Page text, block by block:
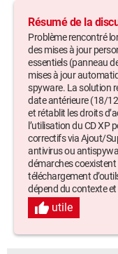
Résumé de la
Problème rencontré
des mises à jour
essentiels (panneau
mises à jour
spyware. La solution
date antérieure (18/
et rétablit les droits
l’utilisation du CD XP
correctifs via Ajout/
antivirus ou
démarches coexistent
téléchargement
dépend du contexte
utile